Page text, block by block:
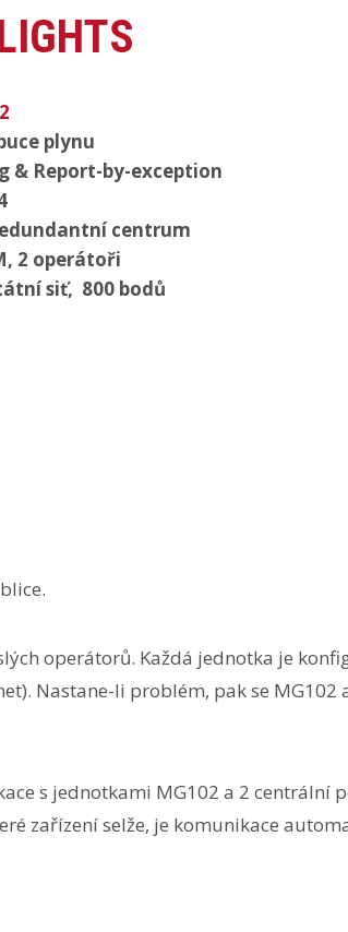
plynu
& Report-by-exception
centrum
2 operátoři
siť, 800 bodů
operátorů. Každá jednotka je
Nastane-li problém, pak se
s jednotkami MG102 a 2 centrální
zařízení selže, je komunikace